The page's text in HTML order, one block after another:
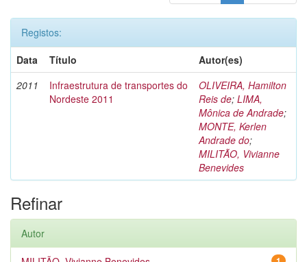
Registos:
Data
Título
Autor(es)
2011
Infraestrutura de transportes do
Nordeste 2011
OLIVEIRA, Hamilton
Reis de; LIMA,
Mônica de Andrade;
MONTE, Kerlen
Andrade do;
MILITÃO, Vivianne
Benevides
Refinar
Autor